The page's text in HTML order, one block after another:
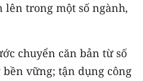
lên trong một số ngành,
chuyển căn bản từ số
vững; tận dụng công